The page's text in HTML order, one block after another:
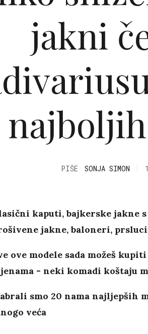
jakni
PIŠE SONJA SIMON
kaputi, bajkerske jakne
jakne, baloneri,
ove modele sada možeš
- neki komadi koštaju
smo 20 nama najljepših
veća